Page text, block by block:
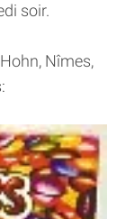
soir.
Nîmes,